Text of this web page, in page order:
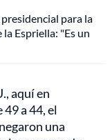
para la
Espriella: "Es un
aquí en
a 44, el
una